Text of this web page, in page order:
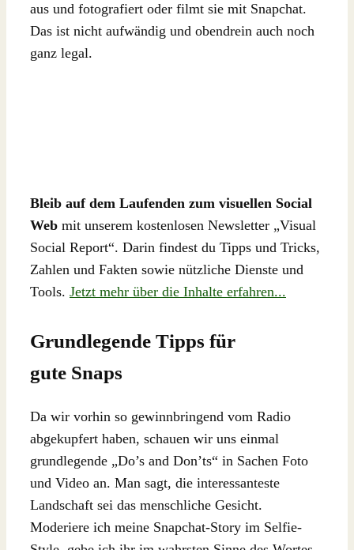
aus und fotografiert oder filmt sie mit Snapchat.
Das ist nicht aufwändig und obendrein auch noch
ganz legal.
Bleib auf dem Laufenden zum visuellen Social
Web mit unserem kostenlosen Newsletter „Visual
Social Report“. Darin findest du Tipps und Tricks,
Zahlen und Fakten sowie nützliche Dienste und
Tools. Jetzt mehr über die Inhalte erfahren...
Grundlegende Tipps für
gute Snaps
Da wir vorhin so gewinnbringend vom Radio
abgekupfert haben, schauen wir uns einmal
grundlegende „Do’s and Don’ts“ in Sachen Foto
und Video an. Man sagt, die interessanteste
Landschaft sei das menschliche Gesicht.
Moderiere ich meine Snapchat-Story im Selfie-